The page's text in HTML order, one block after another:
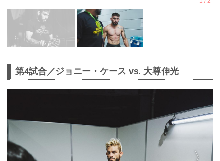
第4試合／ジョニー・ケース vs. 大尊伸光